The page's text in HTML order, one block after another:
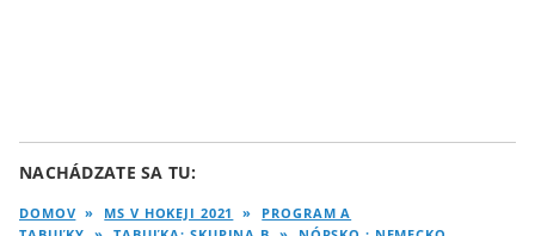
NACHÁDZATE SA TU:
DOMOV » MS V HOKEJI 2021 »
PROGRAM A